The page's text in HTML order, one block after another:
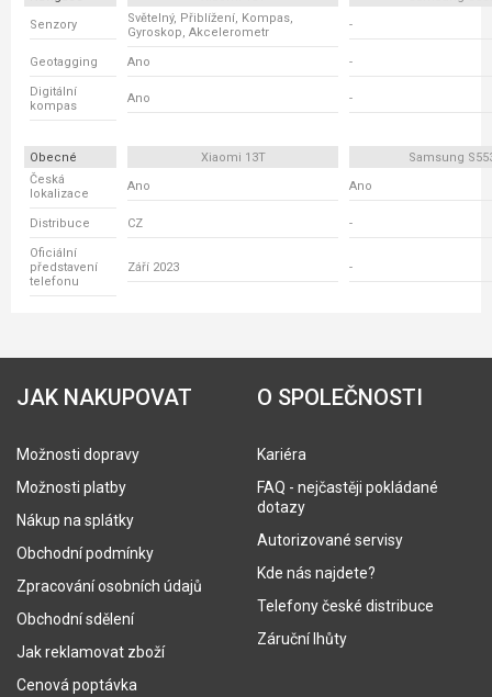
Senzory
Světelný, Přiblížení, Kompas,
Gyroskop, Akcelerometr
-
Geotagging Ano -
Digitální
kompas
Ano -
Obecné Xiaomi 13T
Samsung
Česká
lokalizace
Ano Ano
Distribuce CZ -
Oficiální
představení
telefonu
Září 2023 -
JAK NAKUPOVAT
Možnosti dopravy
Možnosti platby
Nákup na splátky
Obchodní podmínky
Zpracování osobních údajů
Obchodní sdělení
Jak reklamovat zboží
Cenová poptávka
O SPOLEČNOSTI
Kariéra
FAQ - nejčastěji pokládané
dotazy
Autorizované servisy
Kde nás najdete?
Telefony české distribuce
Záruční lhůty